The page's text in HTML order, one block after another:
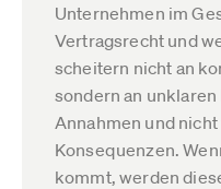
Unternehmen im
Vertragsrecht und
scheitern nicht an
sondern an
Annahmen und
Konsequenzen.
kommt, werden